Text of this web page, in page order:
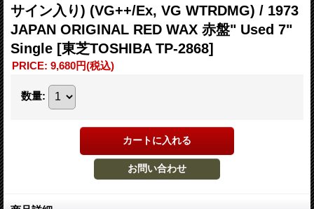
サイン入り) (VG++/Ex, VG WTRDMG) / 1973
JAPAN ORIGINAL RED WAX 赤盤" Used 7"
Single [東芝TOSHIBA TP-2868]
PRICE: 9,680円(税込)
数量: